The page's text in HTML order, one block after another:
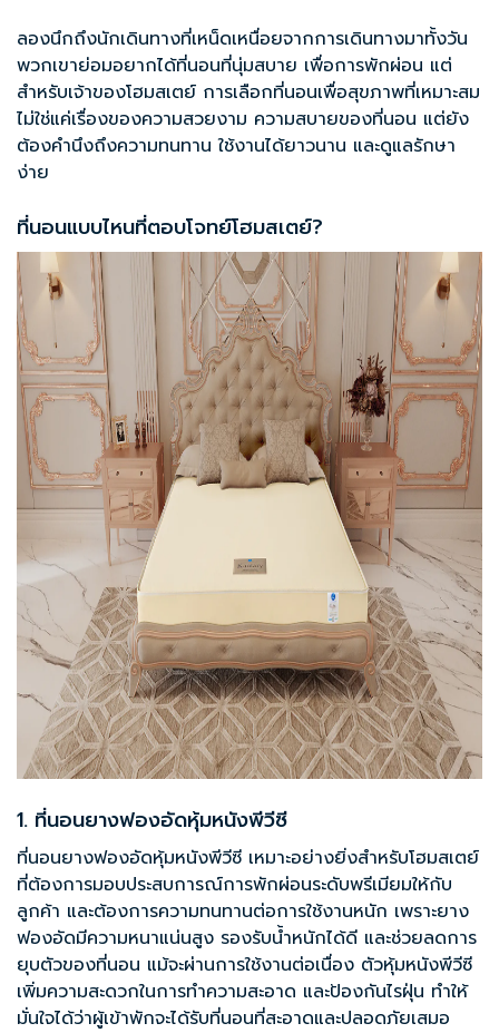
ลองนึกถึงนักเดินทางที่เหน็ดเหนื่อยจากการเดินทางมาทั้งวัน
พวกเขาย่อมอยากได้ที่นอนที่นุ่มสบาย เพื่อการพักผ่อน แต่
สำหรับเจ้าของโฮมสเตย์ การเลือกที่นอนเพื่อสุขภาพที่เหมาะสม
ไม่ใช่แค่เรื่องของความสวยงาม ความสบายของที่นอน แต่ยัง
ต้องคำนึงถึงความทนทาน ใช้งานได้ยาวนาน และดูแลรักษา
ง่าย
ที่นอนแบบไหนที่ตอบโจทย์โฮมสเตย์?
1. ที่นอนยางฟองอัดหุ้มหนังพีวีซี
ที่นอนยางฟองอัดหุ้มหนังพีวีซี เหมาะอย่างยิ่งสำหรับโฮมสเตย์
ที่ต้องการมอบประสบการณ์การพักผ่อนระดับพรีเมียมให้กับ
ลูกค้า และต้องการความทนทานต่อการใช้งานหนัก เพราะยาง
ฟองอัดมีความหนาแน่นสูง รองรับน้ำหนักได้ดี และช่วยลดการ
ยุบตัวของที่นอน แม้จะผ่านการใช้งานต่อเนื่อง ตัวหุ้มหนังพีวีซี
เพิ่มความสะดวกในการทำความสะอาด และป้องกันไรฝุ่น ทำให้
มั่นใจได้ว่าผู้เข้าพักจะได้รับที่นอนที่สะอาดและปลอดภัยเสมอ